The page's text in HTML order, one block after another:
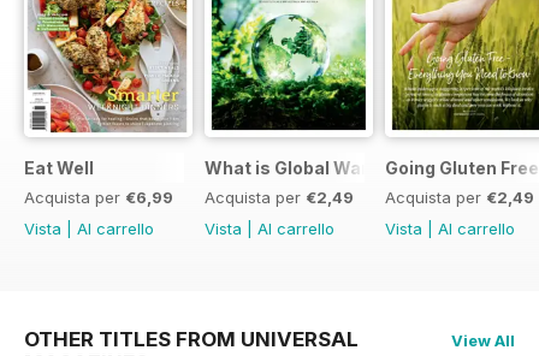
Eat Well
Acquista per €6,99
Vista
Al carrello
What is Global Warming and climate
Acquista per €2,49
Vista
Al carrello
Going Gluten
Acquista per €2,49
Vista
Al carrello
OTHER TITLES FROM UNIVERSAL
View All